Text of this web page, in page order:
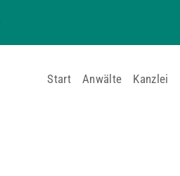
Start Anwälte Kanzlei